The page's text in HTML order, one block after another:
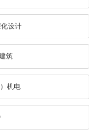
化设计
筑
机电